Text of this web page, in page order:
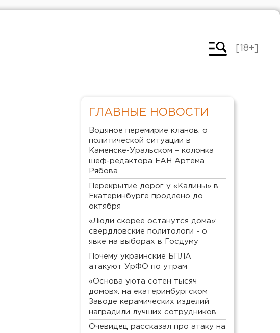
[18+]
ГЛАВНЫЕ НОВОСТИ
Водяное перемирие кланов: о
политической ситуации в
Каменске-Уральском – колонка
шеф-редактора ЕАН Артема
Рябова
Перекрытие дорог у «Калины» в
Екатеринбурге продлено до
октября
«Люди скорее останутся дома»:
свердловские политологи - о
явке на выборах в Госдуму
Почему украинские БПЛА
атакуют УрФО по утрам
«Основа уюта сотен тысяч
домов»: на екатеринбургском
Заводе керамических изделий
наградили лучших сотрудников
Очевидец рассказал про атаку на